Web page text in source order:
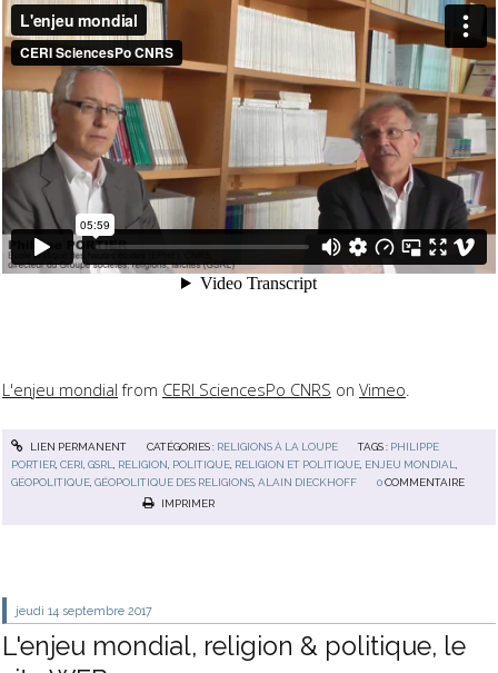
L'enjeu mondial from CERI SciencesPo CNRS on Vimeo
LIEN PERMANENT CATÉGORIES : RELIGIONS À LA LOUPE TAGS : PHILIPPE
PORTIER ,CERI ,GSRL RELIGION POLITIQUE RELIGION ET POLITIQUE ENJEU MONDIAL
GÉOPOLITIQUE ,GÉOPOLITIQUE DES RELIGIONS ,ALAIN DIECKHOFF 0 COMMENTAIRE
IMPRIMER
jeudi 14 septembre 2017
L'enjeu mondial, religion & politique, le